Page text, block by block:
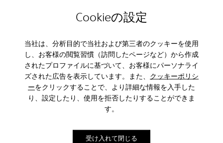
Cookieの設定
当社は、分析目的で当社および第三者のクッキーを使用
し、お客様の閲覧習慣（訪問したページなど）から作成
されたプロファイルに基づいて、お客様にパーソナライ
ズされた広告を表示しています。また、 クッキーポリシ
ーをクリックすることで、より詳細な情報を入手した
り、設定したり、使用を拒否したりすることができま
す。
受け入れて閉じる
Sale: さらに10%OFF
コミュニティに参加すると、割引、早期アクセス、イベント招待
など、会員限定特典をお楽しみいただけます。